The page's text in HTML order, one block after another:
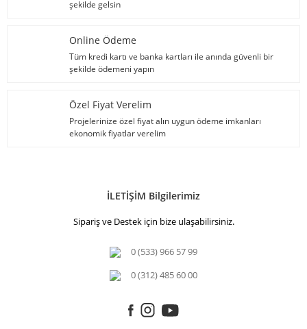
şekilde gelsin
Online Ödeme
Tüm kredi kartı ve banka kartları ile anında güvenli bir
şekilde ödemeni yapın
Özel Fiyat Verelim
Projelerinize özel fiyat alın uygun ödeme imkanları
ekonomik fiyatlar verelim
İLETİŞİM Bilgilerimiz
Sipariş ve Destek için bize ulaşabilirsiniz.
0 (533) 966 57 99
0 (312) 485 60 00